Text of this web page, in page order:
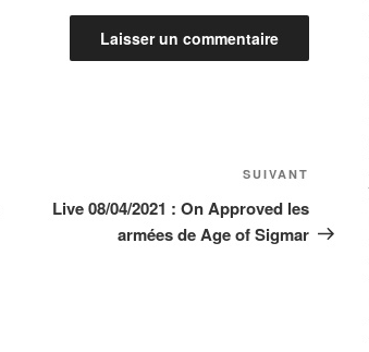
suivant
SUIVANT
Live 08/04/2021 : On Approved les
armées de Age of Sigmar